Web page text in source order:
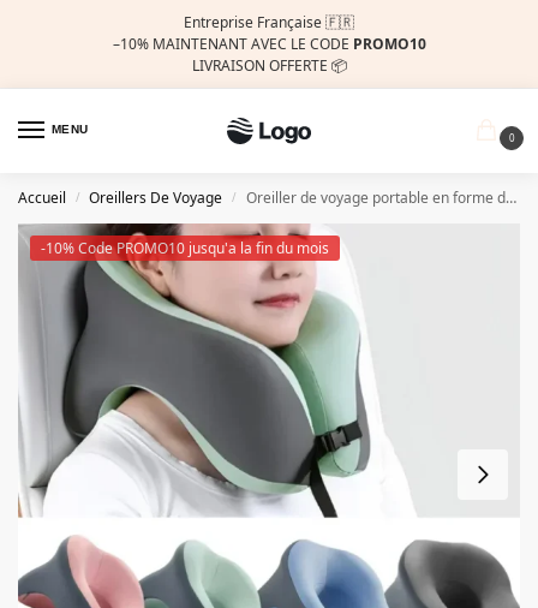
Entreprise Française 🇫🇷
–10% MAINTENANT AVEC LE CODE PROMO10
LIVRAISON OFFERTE 📦
MENU
0
Accueil / Oreillers De Voyage / Oreiller de voyage portable en forme de U, en mousse à mémoire de forme,
-10% Code PROMO10 jusqu'a la fin du mois